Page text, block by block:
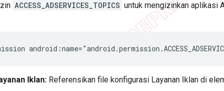
ACCESS_ADSERVICES_TOPICS untuk mengizinkan aplikasi
Iklan: Referensikan file konfigurasi Layanan Iklan di